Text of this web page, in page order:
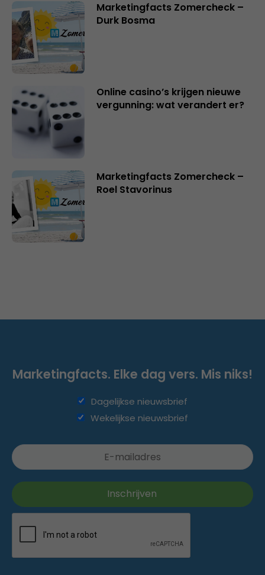
Marketingfacts Zomercheck –
Durk Bosma
Online casino’s krijgen nieuwe
vergunning: wat verandert er?
Marketingfacts Zomercheck –
Roel Stavorinus
Marketingfacts. Elke dag vers. Mis niks!
Dagelijkse nieuwsbrief
Wekelijkse nieuwsbrief